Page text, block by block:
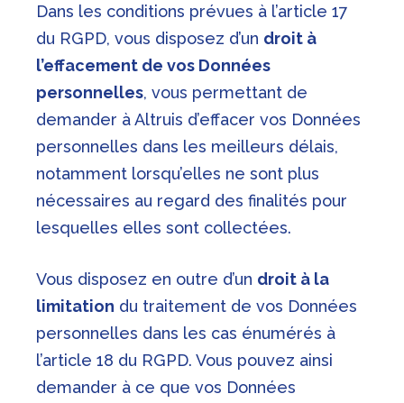
Dans les conditions prévues à l’article 17
du RGPD, vous disposez d’un droit à
l’effacement de vos Données
personnelles, vous permettant de
demander à Altruis d’effacer vos Données
personnelles dans les meilleurs délais,
notamment lorsqu’elles ne sont plus
nécessaires au regard des finalités pour
lesquelles elles sont collectées.
Vous disposez en outre d’un droit à la
limitation du traitement de vos Données
personnelles dans les cas énumérés à
l’article 18 du RGPD. Vous pouvez ainsi
demander à ce que vos Données